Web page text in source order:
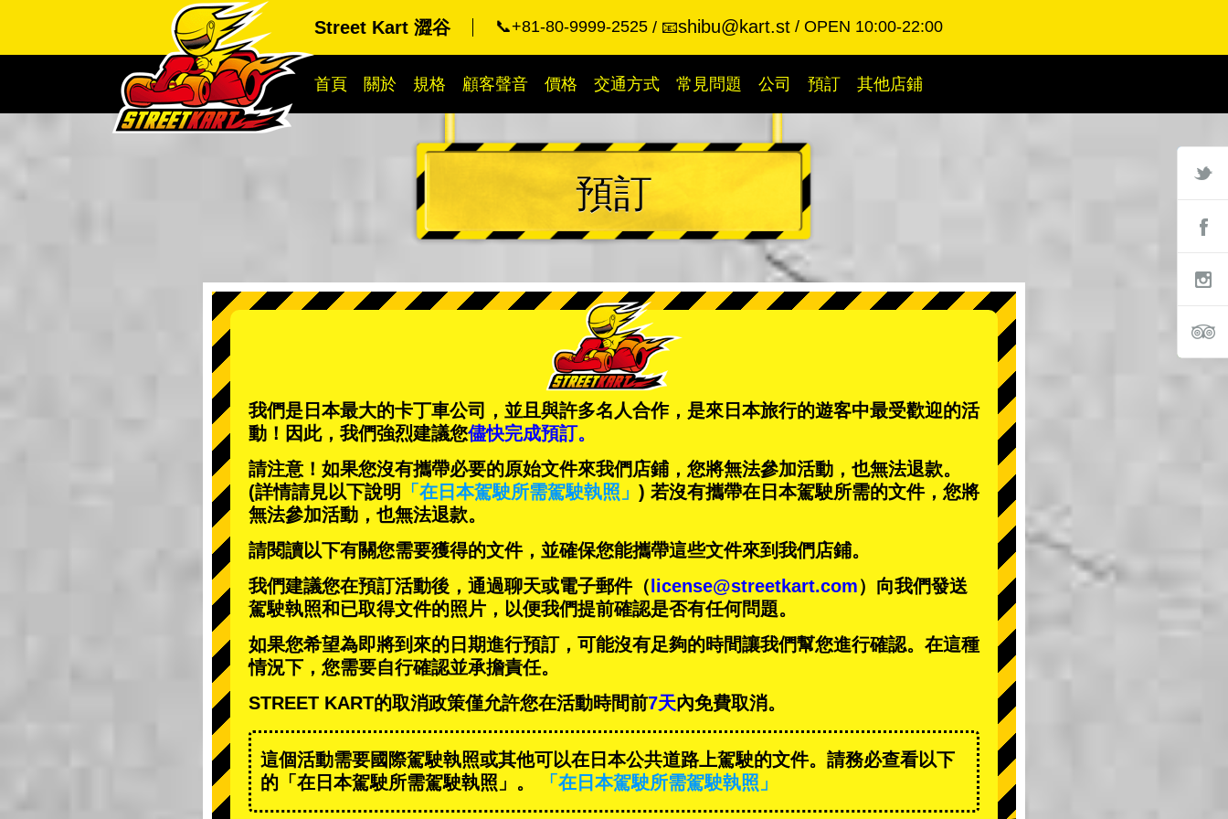
Street Kart 澀谷 📞+81-80-9999-2525 📧shibu@kart.st OPEN 10:00-22:00
首頁 關於 規格 顧客聲音 價格 交通方式 常見問題 公司 預訂 其他店鋪
預訂
我們是日本最大的卡丁車公司，並且與許多名人合作，是來日本旅行的遊客中最受歡迎的活
動 ！因此，我們強烈建議您儘快完成預訂。
請注意！如果您沒有攜帶必要的原始文件來我們店鋪，您將無法參加活動，也無法退款。
(詳情請見以下說明
「在日本駕駛所需駕駛執照」 ) 若沒有攜帶在日本駕駛所需的文件，您將
無法參加活動，也無法退款。
請閱讀以下有關您需要獲得的文件，並確保您能攜帶這些文件來到我們店鋪。
我們建議您在預訂活動後，通過聊天或電子郵件（ license@streetkart.com）向我們發送
駕駛執照和已取得文件的照片，以便我們提前確認是否有任何問題。
如果您希望為即將到來的日期進行預訂，可能沒有足夠的時間讓我們幫您進行確認。在這種
情況下，您需要自行確認並承擔責任。
STREET KART的取消政策僅允許您在活動時間前7天內免費取消。
這個活動需要國際駕駛執照或其他可以在日本公共道路上駕駛的文件。請務必查看以下
的「在日本駕駛所需駕駛執照」。
「在日本駕駛所需駕駛執照」